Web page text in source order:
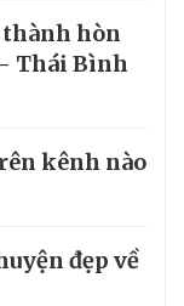
thành hòn
- Thái Bình
kênh nào
đẹp về